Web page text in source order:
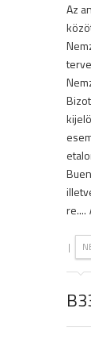
Az
re....
|